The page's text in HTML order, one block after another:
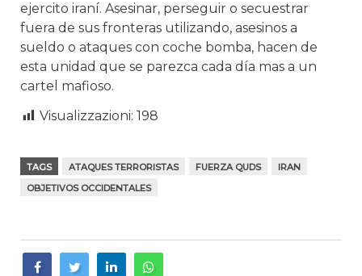
ejercito iraní. Asesinar, perseguir o secuestrar
fuera de sus fronteras utilizando, asesinos a
sueldo o ataques con coche bomba, hacen de
esta unidad que se parezca cada día mas a un
cartel mafioso.
Visualizzazioni: 198
TAGS ATAQUES TERRORISTAS FUERZA QUDS
IRAN
OBJETIVOS OCCIDENTALES